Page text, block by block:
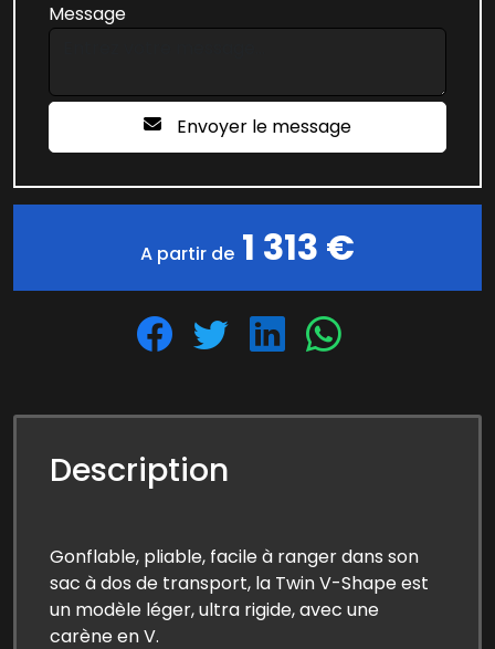
Message
Envoyer le message
A partir de 1 313 €
Description
Gonflable, pliable, facile à ranger dans son
sac à dos de transport, la Twin V-Shape est
un modèle léger, ultra rigide, avec une
carène en V.